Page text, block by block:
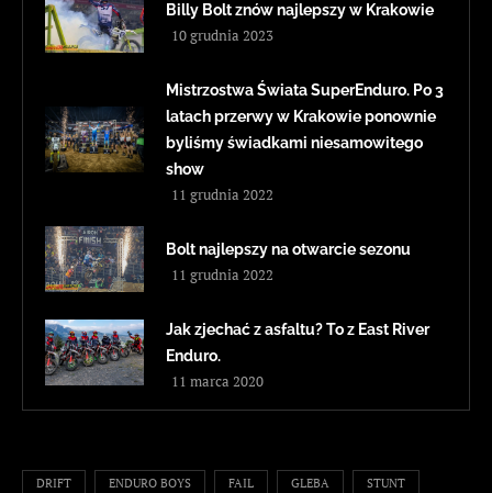
Billy Bolt znów najlepszy w Krakowie
10 grudnia 2023
Mistrzostwa Świata SuperEnduro. Po 3
latach przerwy w Krakowie ponownie
byliśmy świadkami niesamowitego
show
11 grudnia 2022
Bolt najlepszy na otwarcie sezonu
11 grudnia 2022
Jak zjechać z asfaltu? To z East River
Enduro.
11 marca 2020
DRIFT ENDURO BOYS FAIL GLEBA STUNT